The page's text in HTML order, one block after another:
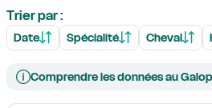
Trier par :
Date Spécialité Cheval
Comprendre les données au Galop